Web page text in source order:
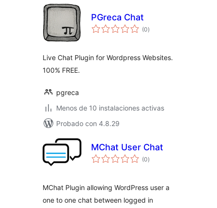
PGreca Chat
(0total
de
)
Live Chat Plugin for Wordpress Websites.
100% FREE.
pgreca
Menos de 10 instalaciones activas
Probado con 4.8.29
MChat User Chat
(0total
de
)
MChat Plugin allowing WordPress user a
one to one chat between logged in